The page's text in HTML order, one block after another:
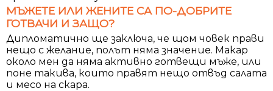
МЪЖЕТЕ ИЛИ ЖЕНИТЕ СА ПО-ДОБРИТЕ
ГОТВАЧИ И ЗАЩО?
Дипломатично ще заключа, че щом човек прави
нещо с желание, полът няма значение. Макар
около мен да няма активно готвещи мъже, или
поне такива, които правят нещо отвъд салата
и месо на скара.